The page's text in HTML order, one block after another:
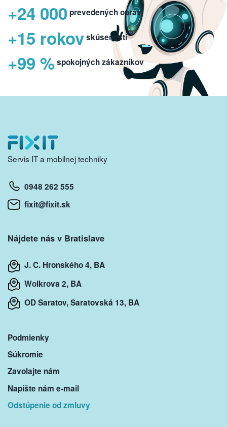
+24 000 prevedených opráv
+15 rokovskúseností
+99 %spokojných zákazníkov
Servis IT a mobilnej techniky
0948 262 555
fixit@fixit.sk
Nájdete nás v Bratislave
J. C. Hronského 4, BA
Wolkrova 2, BA
OD Saratov, Saratovská 13, BA
Podmienky
Súkromie
Zavolajte nám
Napíšte nám e-mail
Odstúpenie od zmluvy